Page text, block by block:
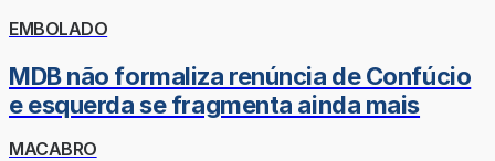
EMBOLADO
MDB não formaliza renúncia de Confúcio
e esquerda se fragmenta ainda mais
MACABRO